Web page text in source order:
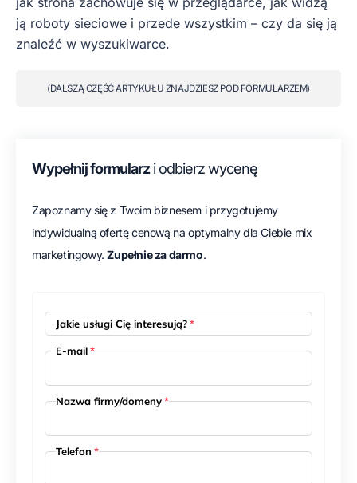
ją roboty sieciowe i przede wszystkim – czy da się ją
znaleźć w wyszukiwarce.
(DALSZĄ CZĘŚĆ ARTYKUŁU ZNAJDZIESZ POD FORMULARZEM)
Wypełnij formularzi odbierz wycenę
Zapoznamy się z Twoim biznesem i przygotujemy
indywidualną ofertę cenową na optymalny dla Ciebie mix
marketingowy.Zupełnie za darmo.
Jakie usługi Cię interesują?*
E-mail*
Nazwa firmy/domeny*
Telefon *